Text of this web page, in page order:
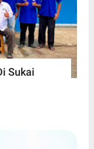
Sukai